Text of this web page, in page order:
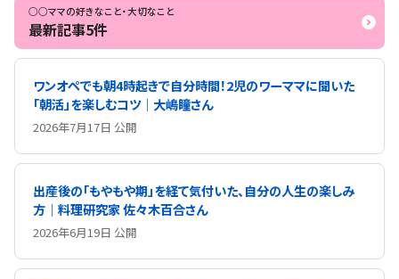
○○ママの好きなこと・大切なこと
最新記事5件
ワンオペでも朝4時起きで自分時間！2児のワーママに聞いた
「朝活」を楽しむコツ｜大嶋瞳さん
2026年7月17日 公開
出産後の「もやもや期」を経て気付いた、自分の人生の楽しみ
方｜料理研究家 佐々木百合さん
2026年6月19日 公開